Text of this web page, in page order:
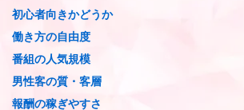
初心者向きかどうか
働き方の自由度
番組の人気規模
男性客の質・客層
報酬の稼ぎやすさ